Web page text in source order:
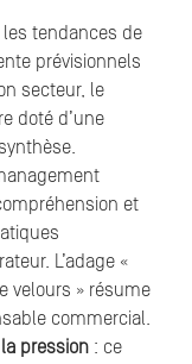
tendances de
prévisionnels
secteur, le
doté d’une
et
L’adage «
velours » résume
commercial.
pression : ce